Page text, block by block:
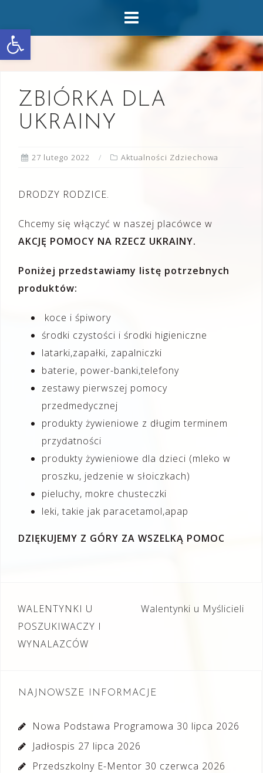
Otwórz pasek narzędzi
content
ZBIÓRKA DLA
UKRAINY
27 lutego 2022 Aktualności Zdziechowa
DRODZY RODZICE.
Chcemy się włączyć w naszej placówce w
AKCJĘ POMOCY NA RZECZ UKRAINY.
Poniżej przedstawiamy listę potrzebnych
produktów:
koce i śpiwory
środki czystości i środki higieniczne
latarki,zapałki, zapalniczki
baterie, power-banki,telefony
zestawy pierwszej pomocy
przedmedycznej
produkty żywieniowe z długim terminem
przydatności
produkty żywieniowe dla dzieci (mleko w
proszku, jedzenie w słoiczkach)
pieluchy, mokre chusteczki
leki, takie jak paracetamol,apap
DZIĘKUJEMY Z GÓRY ZA WSZELKĄ POMOC
Nawigacja
wpisu
WALENTYNKI U
POSZUKIWACZY I
WYNALAZCÓW
Walentynki u Myślicieli
NAJNOWSZE INFORMACJE
Nowa Podstawa Programowa 30 lipca 2026
Jadłospis 27 lipca 2026
Przedszkolny E-Mentor 30 czerwca 2026